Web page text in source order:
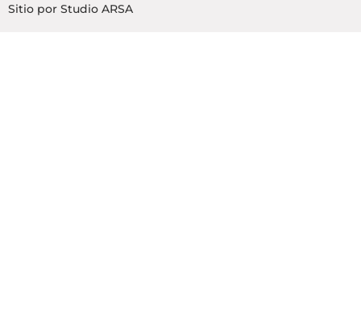
Sitio por Studio ARSA